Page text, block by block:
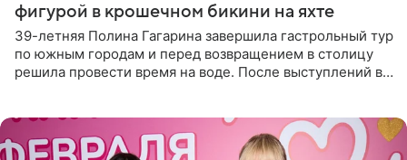
фигурой в крошечном бикини на яхте
39-летняя Полина Гагарина завершила гастрольный тур
по южным городам и перед возвращением в столицу
решила провести время на воде. После выступлений в